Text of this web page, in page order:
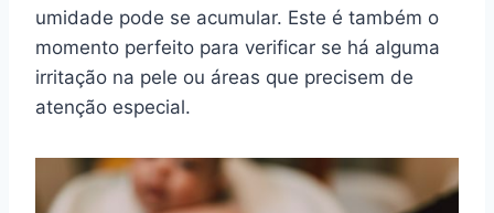
umidade pode se acumular. Este é também o
momento perfeito para verificar se há alguma
irritação na pele ou áreas que precisem de
atenção especial.